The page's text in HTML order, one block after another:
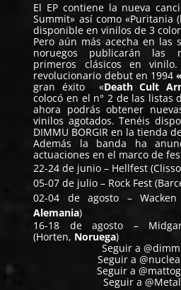
El EP contiene la nueva
Summit» así como «Puritania
disponible en vinilos de 3
Pero aún más acecha en las
noruegos publicarán las
primeros clásicos en
revolucionario debut en 1994
gran éxito «Death Cult
colocó en el n° 2 de las listas
ahora podrás obtener
vinilos agotados. Tenéis
DIMMU BORGIR en la tienda
Además la banda ha
actuaciones en el marco de
22-24 de junio – Hellfest
05-07 de julio – Rock Fest
02-04 de agosto –
Alemania)
16-18 de agosto –
(Horten, Noruega)
Seguir a
Seguir a
Seguir a
Seguir a